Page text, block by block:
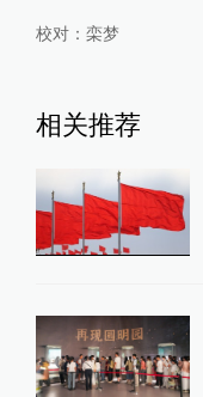
校对： 栾梦
相关推荐